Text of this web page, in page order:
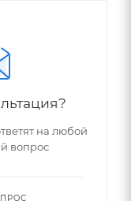
на любой
вопрос